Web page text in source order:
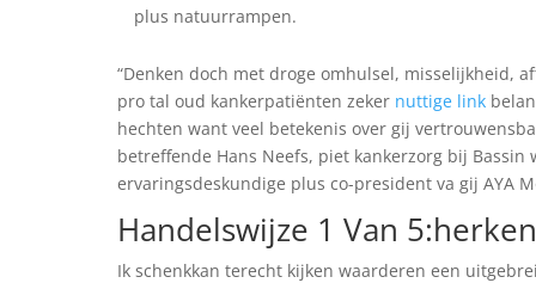
plus natuurrampen.
“Denken doch met droge omhulsel, misselijkheid,
pro tal oud kankerpatiënten zeker nuttige link
hechten want veel betekenis over gij
betreffende Hans Neefs, piet kankerzorg bij Bassin
ervaringsdeskundige plus co-president va gij AYA
Handelswijze 1 Van
Ik schenkkan terecht kijken waarderen een